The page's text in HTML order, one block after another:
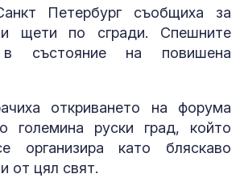
Петербург съобщиха за
щети по сгради. Спешните
състояние на повишена
откриването на форума
големина руски град, който
организира като бляскаво
от цял свят.